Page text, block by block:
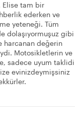
Elise tam bir
ederken ve
yeteneği. Tüm
dolaşıyormuşuz gibi
harcanan değerin
Motosikletlerin ve
sadece uyum taklidi
evinizdeymişsiniz